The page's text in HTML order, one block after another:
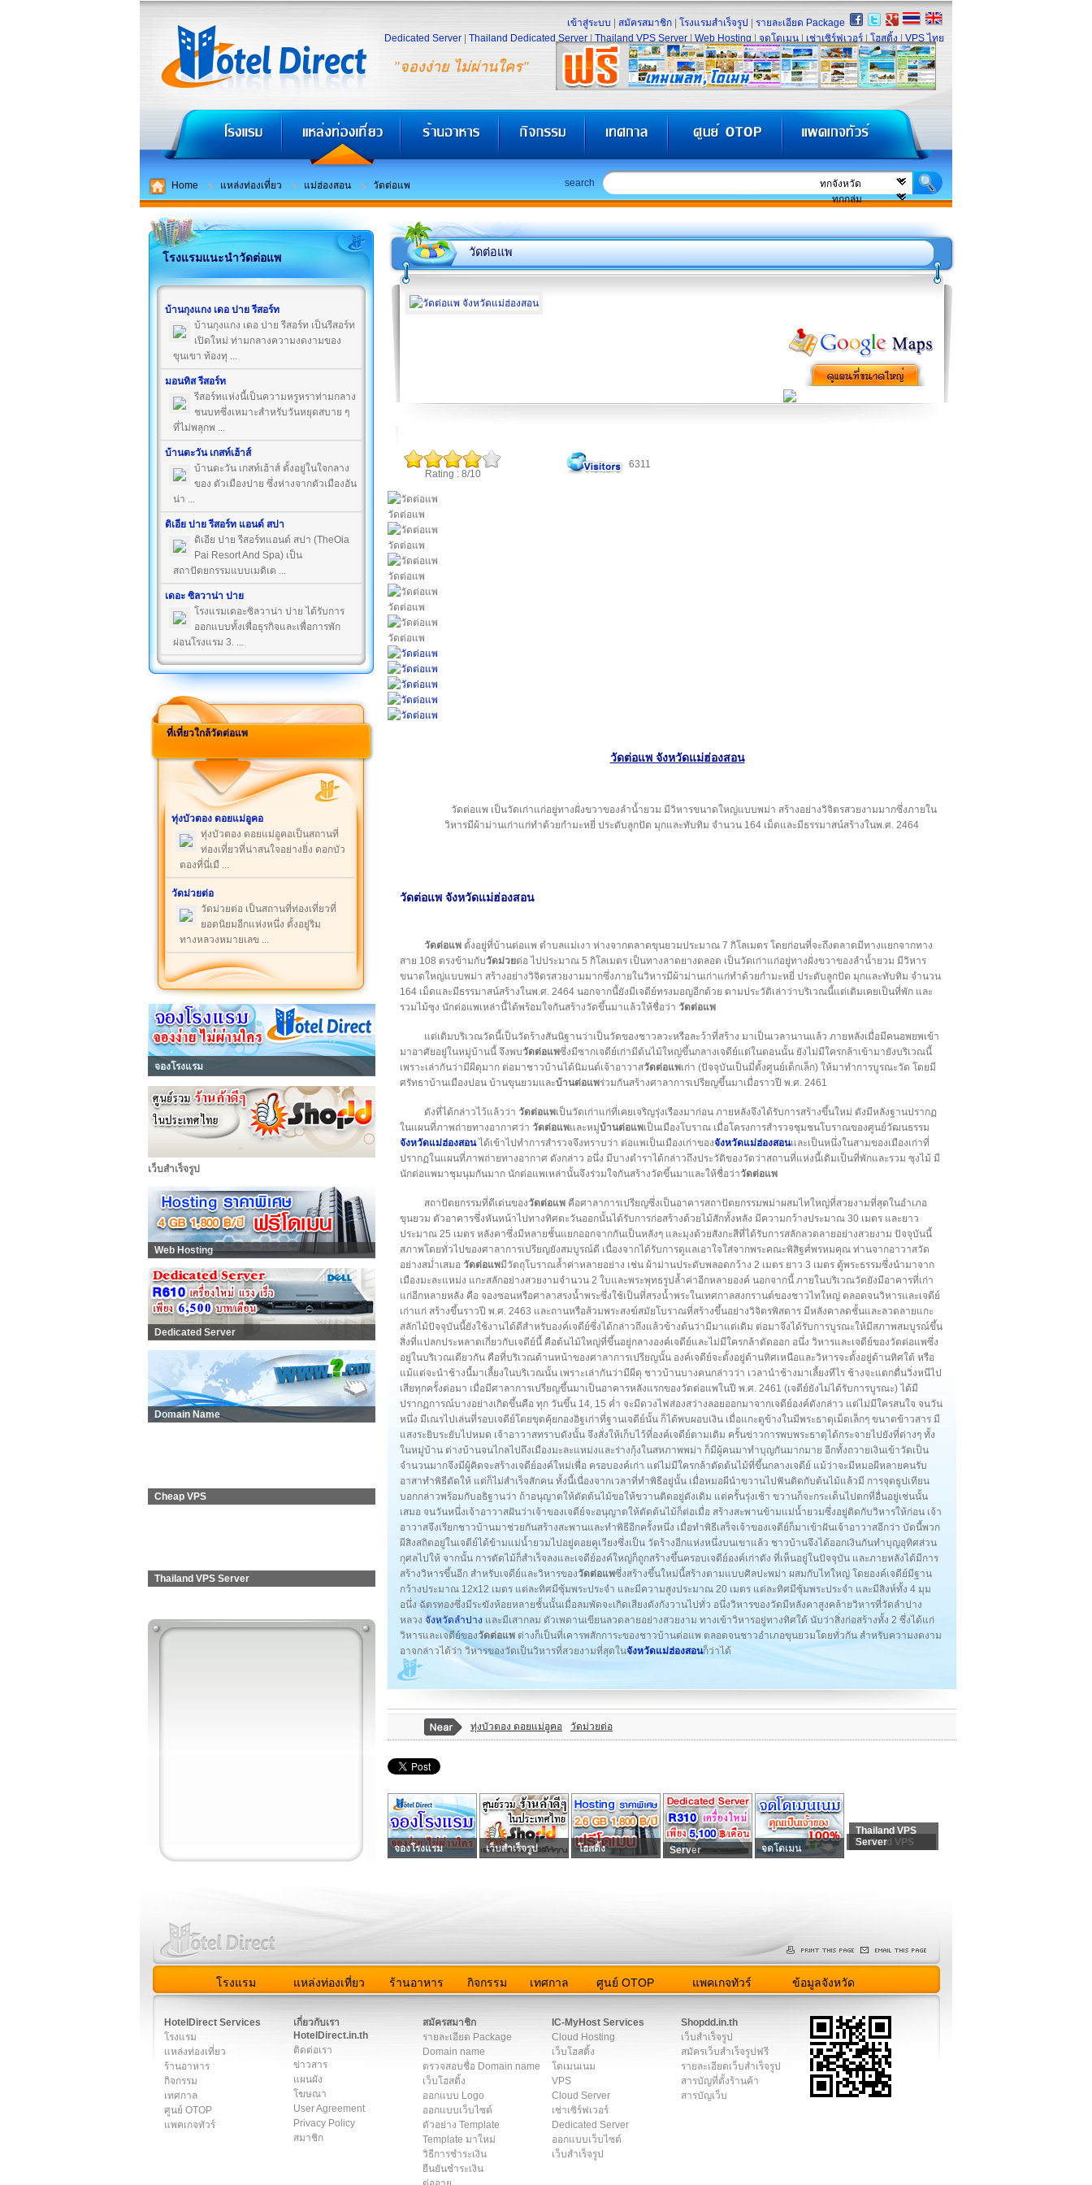
"จองง่าย ไม่ผ่านใคร"
เข้าสู่ระบบ สมัครสมาชิก โรงแรมสำเร็จรูป
รายละเอียด Package
Dedicated Server
Thailand Dedicated Server Thailand VPS Server Web Hosting จดโดเมน เช่าเซิร์ฟเวอร์ โฮสติ้ง VPS ไทย
Home แหล่งท่องเที่ยว แม่ฮ่องสอน วัดต่อแพ search
โรงแรมแนะนำวัดต่อแพ
บ้านกุงแกง เดอ ปาย รีสอร์ท
บ้านกุงแกง เดอ ปาย รีสอร์ท เป็นรีสอร์ท
เปิดใหม่ ท่ามกลางความงดงามของ
ขุนเขา ท้องทุ ...
มอนทิส รีสอร์ท
รีสอร์ทแห่งนี้เป็นความหรูหราท่ามกลาง
ชนบทซึ่งเหมาะสำหรับวันหยุดสบาย ๆ
ที่ไม่พลุกพ ...
บ้านตะวัน เกสท์เฮ้าส์
บ้านตะวัน เกสท์เฮ้าส์ ตั้งอยู่ในใจกลาง
ของ ตัวเมืองปาย ซึ่งห่างจากตัวเมืองอัน
น่า ...
ดิเอีย ปาย รีสอร์ท แอนด์ สปา
ดิเอีย ปาย รีสอร์ทแอนด์ สปา (TheOia
Pai Resort And Spa) เป็น
สถาปัตยกรรมแบบเมดิเต ...
เดอะ ซิลวาน่า ปาย
โรงแรมเดอะซิลวาน่า ปาย ได้รับการ
ออกแบบทั้งเพื่อธุรกิจและเพื่อการพัก
ผ่อนโรงแรม 3. ...
ที่เที่ยวใกล้วัดต่อแพ
ทุ่งบัวตอง ดอยแม่อูคอ
ทุ่งบัวตอง ดอยแม่อูคอเป็นสถานที่
ท่องเที่ยวที่น่าสนใจอย่างยิ่ง ดอกบัว
ตองที่นี่เมื ...
วัดม่วยต่อ
วัดม่วยต่อ เป็นสถานที่ท่องเที่ยวที่
ยอดนิยมอีกแห่งหนึ่ง ตั้งอยู่ริม
ทางหลวงหมายเลข ...
จองโรงแรม
เว็บสำเร็จรูป
Web Hosting
Dedicated Server
Domain Name
Cheap VPS
Thailand VPS Server
วัดต่อแพ
Rating : 8/10
6311
วัดต่อแพ
วัดต่อแพ
วัดต่อแพ
วัดต่อแพ
วัดต่อแพ
วัดต่อแพ จังหวัดแม่ฮ่องสอน
วัดต่อแพ เป็นวัดเก่าแก่อยู่ทางฝั่งขวาของลำน้ำยวม มีวิหารขนาดใหญ่แบบพม่า สร้างอย่างวิจิตรสวยงามมากซึ่งภายใน
วิหารมีผ้าม่านเก่าแก่ทำด้วยกำมะหยี่ ประดับลูกปัด มุกและทับทิม จำนวน 164 เม็ดและมีธรรมาสน์สร้างในพ.ศ. 2464
วัดต่อแพ จังหวัดแม่ฮ่องสอน
วัดต่อแพ ตั้งอยู่ที่บ้านต่อแพ ตำบลแม่เงา ห่างจากตลาดขุนยวมประมาณ 7 กิโลเมตร โดยก่อนที่จะถึงตลาดมีทางแยกจากทาง
สาย 108 ตรงข้ามกับวัดม่วยต่อ ไปประมาณ 5 กิโลเมตร เป็นทางลาดยางตลอด เป็นวัดเก่าแก่อยู่ทางฝั่งขวาของลำน้ำยวม มีวิหาร
ขนาดใหญ่แบบพม่า สร้างอย่างวิจิตรสวยงามมากซึ่งภายในวิหารมีผ้าม่านเก่าแก่ทำด้วยกำมะหยี่ ประดับลูกปัด มุกและทับทิม จำนวน
164 เม็ดและมีธรรมาสน์สร้างในพ.ศ. 2464 นอกจากนี้ยังมีเจดีย์ทรงมอญอีกด้วย ตามประวัติเล่าว่าบริเวณนี้แต่เดิมเคยเป็นที่พัก และ
รวมไม้ซุง นักต่อแพเหล่านี้ได้พร้อมใจกันสร้างวัดขึ้นมาแล้วให้ชื่อว่า วัดต่อแพ
แต่เดิมบริเวณวัดนี้เป็นวัดร้างสันนิฐานว่าเป็นวัดของชาวลวะหรือละว้าที่สร้าง มาเป็นเวลานานแล้ว ภายหลังเมื่อมีคนอพยพเข้า
มาอาศัยอยู่ในหมู่บ้านนี้ จึงพบวัดต่อแพซึ่งมีซากเจดีย์เก่ามีต้นไม้ใหญ่ขึ้นกลางเจดีย์แต่ในตอนนั้น ยังไม่มีใครกล้าเข้ามายังบริเวณนี้
เพราะเล่ากันว่ามีผีดุมาก ต่อมาชาวบ้านได้นิมนต์เจ้าอาวาสวัดต่อแพเก่า (ปัจจุบันเป็นมี่ตั้งศูนย์เด็กเล็ก) ให้มาทำการบูรณะวัด โดยมี
ศรัทธาบ้านเมืองปอน บ้านขุนยวมและบ้านต่อแพร่วมกันสร้างศาลาการเปรียญขึ้นมาเมื่อราวปี พ.ศ. 2461
ดังที่ได้กล่าวไว้แล้วว่า วัดต่อแพเป็นวัดเก่าแก่ที่เคยเจริญรุ่งเรืองมาก่อน ภายหลังจึงได้รับการสร้างขึ้นใหม่ ดังมีหลังฐานปรากฏ
ในแผนที่ภาพถ่ายทางอากาศว่า วัดต่อแพและหมู่บ้านต่อแพเป็นเมืองโบราณ เมื่อโครงการสำรวจชุมชนโบราณของศูนย์วัฒนธรรม
จังหวัดแม่ฮ่องสอนได้เข้าไปทำการสำรวจจึงทราบว่า ต่อแพเป็นเมืองเก่าของจังหวัดแม่ฮ่องสอนและเป็นหนึ่งในสามของเมืองเก่าที่
ปรากฏในแผนที่ภาพถ่ายทางอากาศ ดังกล่าว อนึ่ง มีบางตำราได้กล่าวถึงประวัติของวัดว่าสถานที่แห่งนี้เดิมเป็นที่พักและรวม ซุงไม้ มี
นักต่อแพมาชุมนุมกันมาก นักต่อแพเหล่านั้นจึงร่วมใจกันสร้างวัดขึ้นมาและให้ชื่อว่าวัดต่อแพ
สถาปัตยกรรมที่ดีเด่นของวัดต่อแพ คือศาลาการเปรียญซึ่งเป็นอาคารสถาปัตยกรรมพม่าผสมไทใหญ่ที่สวยงามที่สุดในอำเภอ
ขุนยวม ตัวอาคารซึ่งหันหน้าไปทางทิศตะวันออกนั้นได้รับการก่อสร้างด้วยไม้สักทั้งหลัง มีความกว้างประมาณ 30 เมตร และยาว
ประมาณ 25 เมตร หลังคาซึ่งมีหลายชั้นแยกออกจากกันเป็นหลังๆ และมุงด้วยสังกะสีที่ได้รับการสลักลวดลายอย่างสวยงาม ปัจจุบันนี้
สภาพโดยทั่วไปของศาลาการเปรียญยังสมบูรณ์ดี เนื่องจากได้รับการดูแลเอาใจใส่จากพระคณะพิสิฐศ์พรหมคุณ ท่านจากอาวาสวัด
อย่างสม่ำเสมอ วัดต่อแพมีวัตถุโบราณล้ำค่าหลายอย่าง เช่น ผ้าม่านประดับพลอดกว้าง 2 เมตร ยาว 3 เมตร ตู้พระธรรมซึ่งนำมาจาก
เมืองมะละแหม่ง แกะสลักอย่างสวยงามจำนวน 2 ใบและพระพุทธรูปล้ำค่าอีกหลายองค์ นอกจากนี้ ภายในบริเวณวัดยังมีอาคารที่เก่า
แก่อีกหลายหลัง คือ จองซอนหรือศาลาสรงน้ำพระซึ่งใช้เป็นที่สรงน้ำพระในเทศกาลสงกรานต์ของชาวไทใหญ่ ตลอดจนวิหารและเจดีย์
เก่าแก่ สร้างขึ้นราวปี พ.ศ. 2463 และถานหรือส้วมพระสงฆ์สมัยโบราณที่สร้างขึ้นอย่างวิจิตรพิสดาร มีหลังคาลดชั้นและลวดลายแกะ
สลักไม้ปัจจุบันนี้ยังใช้งานได้ดีสำหรับองค์เจดีย์ซึ่งได้กล่าวถึงแล้วข้างต้นว่ามีมาแต่เดิม ต่อมาจึงได้รับการบูรณะให้มีสภาพสมบูรณ์ขึ้น
สิ่งที่แปลกประหลาดเกี่ยวกับเจดีย์นี้ คือต้นไม้ใหญ่ที่ขึ้นอยู่กลางองค์เจดีย์และไม่มีใครกล้าตัดออก อนึ่ง วิหารและเจดีย์ของวัดต่อแพซึ่ง
อยู่ในบริเวณเดียวกัน คือที่บริเวณด้านหน้าของศาลาการเปรียญนั้น องค์เจดีย์จะตั้งอยู่ด้านทิศเหนือและวิหารจะตั้งอยู่ด้านทิศใต้ หรือ
แม้แต่จะนำช้างนี้มาเลี้ยงในบริเวณนั้น เพราะเล่ากันว่ามีผีดุ ชาวบ้านบางคนกล่าวว่า เวลานำช้างมาเลี้ยงทีไร ช้างจะแตกตื่นวิ่งหนีไป
เสียทุกครั้งต่อมา เมื่อมีศาลาการเปรียญขึ้นมาเป็นอาคารหลังแรกของวัดต่อแพในปี พ.ศ. 2461 (เจดีย์ยังไม่ได้รับการบูรณะ) ได้มี
ปรากฏการณ์บางอย่างเกิดขึ้นคือ ทุก วันขึ้น 14, 15 ค่ำ จะมีดวงไฟส่องสว่างลอยออกมาจากเจดีย์องค์ดังกล่าว แต่ไม่มีใครสนใจ จนวัน
หนึ่ง มีเณรไปเล่นที่รอบเจดีย์โดยขุดคุ้ยกองอิฐเก่าที่ฐานเจดีย์นั้น ก็ได้พบผอบเงิน เมื่อแกะดูข้างในมีพระธาตุเม็ดเล็กๆ ขนาดข้าวสาร มี
แสงระยิบระยับไปหมด เจ้าอาวาสทราบดังนั้น จึงสั่งให้เก็บไว้ที่องค์เจดีย์ตามเดิม ครั้นข่าวการพบพระธาตุได้กระจายไปยังที่ต่างๆ ทั้ง
ในหมู่บ้าน ต่างบ้านจนไกลไปถึงเมืองมะละแหม่งและร่างกุ้งในสหภาพพม่า ก็มีผู้คนมาทำบุญกันมากมาย อีกทั้งถวายเงินเข้าวัดเป็น
จำนวนมากจึงมีผู้คิดจะสร้างเจดีย์องค์ใหม่เพื่อ ครอบองค์เก่า แต่ไม่มีใครกล้าตัดต้นไม้ที่ขึ้นกลางเจดีย์ แม้ว่าจะมีหมอผีหลายคนรับ
อาสาทำพิธีตัดให้ แต่ก็ไม่สำเร็จสักคน ทั้งนี้เนื่องจากเวลาที่ทำพิธีอยู่นั้น เมื่อหมอผีนำขวานไปฟันติดกับต้นไม้แล้วมี การจุดธูปเทียน
บอกกล่าวพร้อมกับอธิฐานว่า ถ้าอนุญาตให้ตัดต้นไม้ขอให้ขวานติดอยู่ดังเดิม แต่ครั้นรุ่งเช้า ขวานก็จะกระเด็นไปตกที่อื่นอยู่เช่นนั้น
เสมอ จนวันหนึ่งเจ้าอาวาสฝันว่าเจ้าของเจดีย์จะอนุญาตให้ตัดต้นไม้ก็ต่อเมื่อ สร้างสะพานข้ามแม่น้ำยวมซึ่งอยู่ติดกับวิหารให้ก่อน เจ้า
อาวาสจึงเรียกชาวบ้านมาช่วยกันสร้างสะพานและทำพิธีอีกครั้งหนึ่ง เมื่อทำพิธีเสร็จเจ้าของเจดีย์ก็มาเข้าฝันเจ้าอาวาสอีกว่า บัดนี้พวก
ผีสิงสถิตอยู่ในเจดีย์ได้ข้ามแม่น้ำยวมไปอยู่ดอยคูเวียงซึ่งเป็น วัดร้างอีกแห่งหนึ่งบนเขาแล้ว ชาวบ้านจึงได้ออกเงินกันทำบุญอุทิศส่วน
กุศลไปให้ จากนั้น การตัดไม้ก็สำเร็จลงและเจดีย์องค์ใหญ่ก็ถูกสร้างขึ้นครอบเจดีย์องค์เก่าดัง ที่เห็นอยู่ในปัจจุบัน และภายหลังได้มีการ
สร้างวิหารขึ้นอีก สำหรับเจดีย์และวิหารของวัดต่อแพซึ่งสร้างขึ้นใหม่นี้สร้างตามแบบศิลปะพม่า ผสมกับไทใหญ่ โดยองค์เจดีย์มีฐาน
กว้างประมาณ 12x12 เมตร แต่ละทิศมีซุ้มพระประจำ และมีความสูงประมาณ 20 เมตร แต่ละทิศมีซุ้มพระประจำ และมีสิงห์ทั้ง 4 มุม
อนึ่ง ฉัตรทองซึ่งมีระฆังห้อยหลายชั้นนั้นเมื่อลมพัดจะเกิดเสียงดังกังวานไปทั่ว อนึ่งวิหารของวัดมีหลังคาสูงคล้ายวิหารที่วัดลำปาง
หลวง จังหวัดลำปาง และมีเสากลม ตัวเพดานเขียนลวดลายอย่างสวยงาม ทางเข้าวิหารอยู่ทางทิศใต้ นับว่าสิ่งก่อสร้างทั้ง 2 ซึ่งได้แก่
วิหารและเจดีย์ของวัดต่อแพ ต่างก็เป็นที่เคารพสักการะของชาวบ้านต่อแพ ตลอดจนชาวอำเภอขุนยวมโดยทั่วกัน สำหรับความงดงาม
อาจกล่าวได้ว่า วิหารของวัดเป็นวิหารที่สวยงามที่สุดในจังหวัดแม่ฮ่องสอนก็ว่าได้
ทุ่งบัวตอง ดอยแม่อูคอ วัดม่วยต่อ
จองโรงแรม เว็บสำเร็จรูป โฮสติ้ง Server จดโดเมน
Thailand VPS
Thailand VPS
Server
โรงแรม แหล่งท่องเที่ยว ร้านอาหาร กิจกรรม เทศกาล ศูนย์ OTOP แพคเกจทัวร์ ข้อมูลจังหวัด
HotelDirect Services
โรงแรม
แหล่งท่องเที่ยว
ร้านอาหาร
กิจกรรม
เทศกาล
ศูนย์ OTOP
แพคเกจทัวร์
เกี่ยวกับเรา
HotelDirect.in.th
ติดต่อเรา
ข่าวสาร
แผนผัง
โฆษณา
User Agreement
Privacy Policy
สมาชิก
สมัครสมาชิก
รายละเอียด Package
Domain name
ตรวจสอบชื่อ Domain name
เว็บโฮสติ้ง
ออกแบบ Logo
ออกแบบเว็บไซต์
ตัวอย่าง Template
Template มาใหม่
วิธีการชำระเงิน
ยืนยันชำระเงิน
IC-MyHost Services
Cloud Hosting
เว็บโฮสติ้ง
โดเมนเนม
VPS
Cloud Server
เช่าเซิร์ฟเวอร์
Dedicated Server
ออกแบบเว็บไซต์
เว็บสำเร็จรูป
Shopdd.in.th
เว็บสำเร็จรูป
สมัครเว็บสำเร็จรูปฟรี
รายละเอียดเว็บสำเร็จรูป
สารบัญที่ตั้งร้านค้า
สารบัญเว็บ